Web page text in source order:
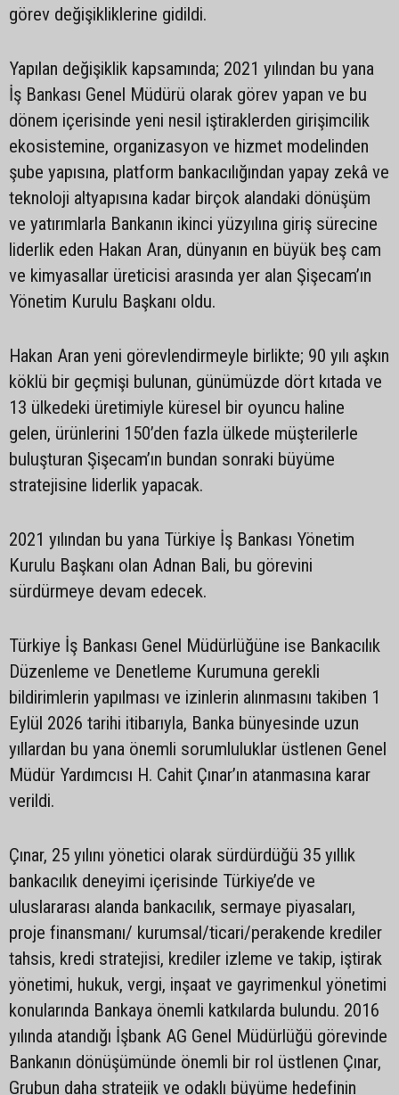
görev değişikliklerine gidildi.
Yapılan değişiklik kapsamında; 2021 yılından bu yana
İş Bankası Genel Müdürü olarak görev yapan ve bu
dönem içerisinde yeni nesil iştiraklerden girişimcilik
ekosistemine, organizasyon ve hizmet modelinden
şube yapısına, platform bankacılığından yapay zekâ ve
teknoloji altyapısına kadar birçok alandaki dönüşüm
ve yatırımlarla Bankanın ikinci yüzyılına giriş sürecine
liderlik eden Hakan Aran, dünyanın en büyük beş cam
ve kimyasallar üreticisi arasında yer alan Şişecam’ın
Yönetim Kurulu Başkanı oldu.
Hakan Aran yeni görevlendirmeyle birlikte; 90 yılı aşkın
köklü bir geçmişi bulunan, günümüzde dört kıtada ve
13 ülkedeki üretimiyle küresel bir oyuncu haline
gelen, ürünlerini 150’den fazla ülkede müşterilerle
buluşturan Şişecam’ın bundan sonraki büyüme
stratejisine liderlik yapacak.
2021 yılından bu yana Türkiye İş Bankası Yönetim
Kurulu Başkanı olan Adnan Bali, bu görevini
sürdürmeye devam edecek.
Türkiye İş Bankası Genel Müdürlüğüne ise Bankacılık
Düzenleme ve Denetleme Kurumuna gerekli
bildirimlerin yapılması ve izinlerin alınmasını takiben 1
Eylül 2026 tarihi itibarıyla, Banka bünyesinde uzun
yıllardan bu yana önemli sorumluluklar üstlenen Genel
Müdür Yardımcısı H. Cahit Çınar’ın atanmasına karar
verildi.
Çınar, 25 yılını yönetici olarak sürdürdüğü 35 yıllık
bankacılık deneyimi içerisinde Türkiye’de ve
uluslararası alanda bankacılık, sermaye piyasaları,
proje finansmanı/ kurumsal/ticari/perakende krediler
tahsis, kredi stratejisi, krediler izleme ve takip, iştirak
yönetimi, hukuk, vergi, inşaat ve gayrimenkul yönetimi
konularında Bankaya önemli katkılarda bulundu. 2016
yılında atandığı İşbank AG Genel Müdürlüğü görevinde
Bankanın dönüşümünde önemli bir rol üstlenen Çınar,
Grubun daha stratejik ve odaklı büyüme hedefinin